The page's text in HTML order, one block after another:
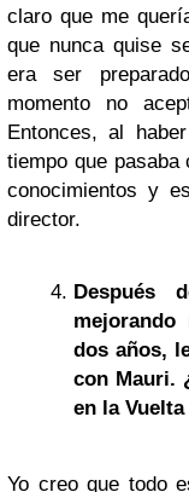
claro que me
que nunca quise
era ser
momento no
Entonces, al
tiempo que
conocimientos y
director.
Después
dos años,
con Mauri.
en la
Yo creo que todo